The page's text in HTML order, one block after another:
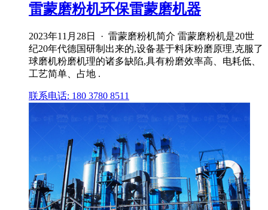
雷蒙磨粉机环保雷蒙磨机器
2023年11月28日 · 雷蒙磨粉机简介 雷蒙磨粉机是20世
纪20年代德国研制出来的,设备基于料床粉磨原理,克服了
球磨机粉磨机理的诸多缺陷,具有粉磨效率高、电耗低、
工艺简单、占地 .
联系电话: 180 3780 8511